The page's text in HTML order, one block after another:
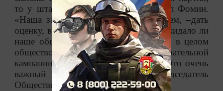
то у штаба другая задача, продолжил Фомин.
«Наша задача, как мы ее представляем, –дать
оценку, все ли прошло нормально. Ожидало ли
наше общество этих результатов, как в целом
общество воспринимает сам ход избирательной
кампании от начала до завершения. Это очень
важный момент»,– подчеркнул председатель
Общественной палаты республики.